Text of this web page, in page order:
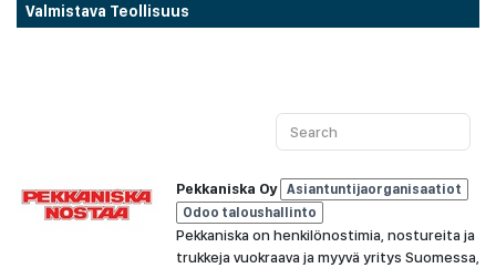
Valmistava Teollisuus
Pekkaniska Oy Asiantuntijaorganisaatiot
Odoo taloushallinto
Pekkaniska on henkilönostimia, nostureita ja
trukkeja vuokraava ja myyvä yritys Suomessa,